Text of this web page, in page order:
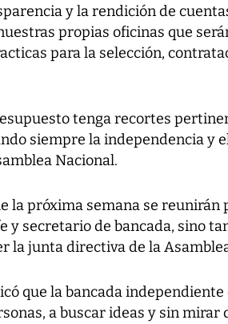
y la rendición de
propias oficinas que
para la selección,
tenga recortes
siempre la independencia y
Nacional.
la próxima semana se reunirán
y secretario de bancada, sino
la junta directiva de la
que la bancada
a buscar ideas y sin mirar